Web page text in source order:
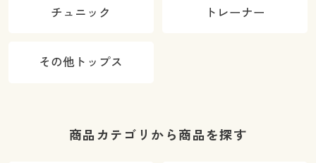
チュニック トレーナー
その他トップス
商品カテゴリから商品を探す